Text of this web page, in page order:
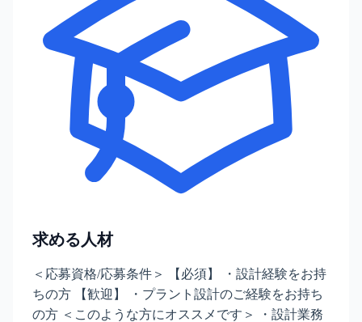
求める人材
＜応募資格/応募条件＞ 【必須】 ・設計経験をお持
ちの方 【歓迎】 ・プラント設計のご経験をお持ち
の方 ＜このような方にオススメです＞ ・設計業務